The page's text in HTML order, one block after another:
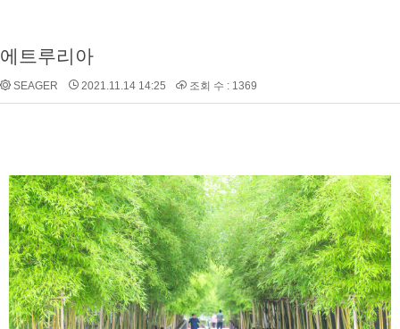
에트루리아
SEAGER 2021.11.14 14:25 조회 수 : 1369